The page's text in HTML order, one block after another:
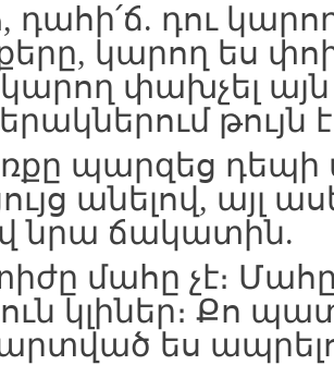
դահի՛ճ. դու
կարող ես
կարող փախչել այն
թույն
պարզեց դեպի
անելով, այլ
նրա ճակատին.
մահը չէ։
կլիներ։ Քո
ես